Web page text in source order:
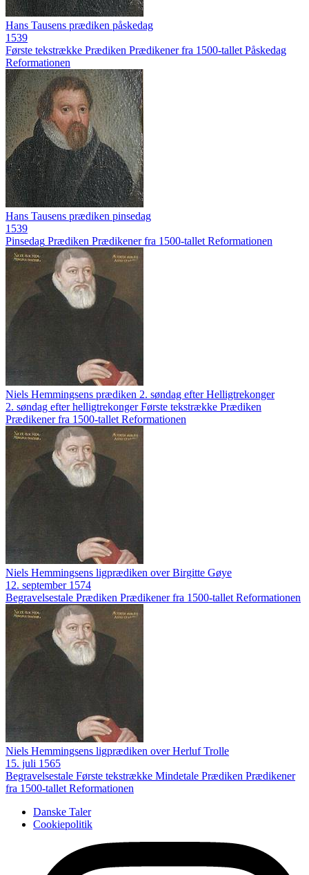
Hans Tausens prædiken påskedag
1539
Første tekstrække Prædiken Prædikener fra 1500-tallet Påskedag
Reformationen
Hans Tausens prædiken pinsedag
1539
Pinsedag Prædiken Prædikener fra 1500-tallet Reformationen
Niels Hemmingsens prædiken 2. søndag efter Helligtrekonger
2. søndag efter helligtrekonger Første tekstrække Prædiken
Prædikener fra 1500-tallet Reformationen
Niels Hemmingsens ligprædiken over Birgitte Gøye
12. september 1574
Begravelsestale Prædiken Prædikener fra 1500-tallet Reformationen
Niels Hemmingsens ligprædiken over Herluf Trolle
15. juli 1565
Begravelsestale Første tekstrække Mindetale Prædiken Prædikener
fra 1500-tallet Reformationen
Danske Taler
Cookiepolitik